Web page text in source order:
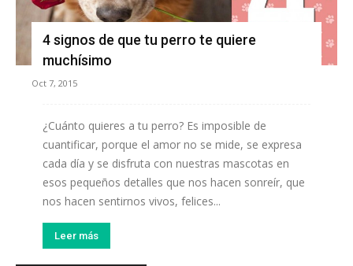
4 signos de que tu perro te quiere
muchísimo
Oct 7, 2015
¿Cuánto quieres a tu perro? Es imposible de
cuantificar, porque el amor no se mide, se expresa
cada día y se disfruta con nuestras mascotas en
esos pequeños detalles que nos hacen sonreír, que
nos hacen sentirnos vivos, felices...
Leer más